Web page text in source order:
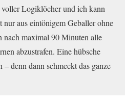
voller Logiklöcher und ich kann
aus eintönigem Geballer ohne
nach maximal 90 Minuten alle
abzustrafen. Eine hübsche
denn dann schmeckt das ganze